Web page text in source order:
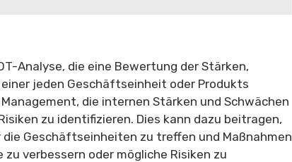
Analyse, die eine Bewertung der Stärken,
jeden Geschäftseinheit oder Produkts
die internen Stärken und Schwächen
zu identifizieren. Dies kann dazu beitragen,
Geschäftseinheiten zu treffen und Maßnahmen
verbessern oder mögliche Risiken zu